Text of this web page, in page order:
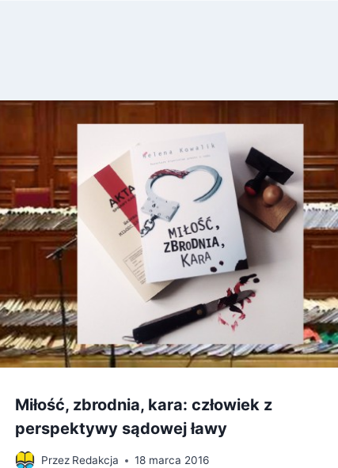
Miłość, zbrodnia, kara: człowiek z
perspektywy sądowej ławy
Przez Redakcja 18 marca 2016